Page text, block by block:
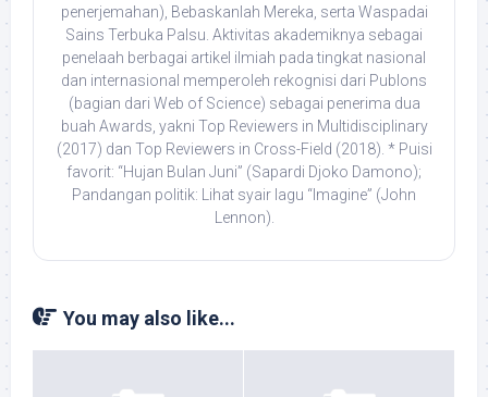
penerjemahan), Bebaskanlah Mereka, serta Waspadai
Sains Terbuka Palsu. Aktivitas akademiknya sebagai
penelaah berbagai artikel ilmiah pada tingkat nasional
dan internasional memperoleh rekognisi dari Publons
(bagian dari Web of Science) sebagai penerima dua
buah Awards, yakni Top Reviewers in Multidisciplinary
(2017) dan Top Reviewers in Cross-Field (2018). * Puisi
favorit: “Hujan Bulan Juni” (Sapardi Djoko Damono);
Pandangan politik: Lihat syair lagu “Imagine” (John
Lennon).
You may also like...